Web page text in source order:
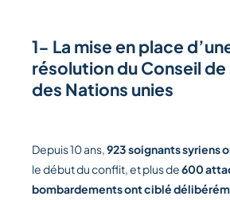
1- La mise en place
résolution du Conseil
des Nations unies
Depuis 10 ans,923 soignants syriens
le début du conflit, et plus de600
bombardements ont ciblé